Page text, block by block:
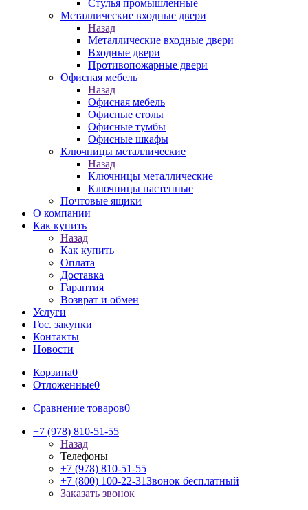
Стулья промышленные
Металлические входные двери
Назад
Металлические входные двери
Входные двери
Противопожарные двери
Офисная мебель
Назад
Офисная мебель
Офисные столы
Офисные тумбы
Офисные шкафы
Ключницы металлические
Назад
Ключницы металлические
Ключницы настенные
Почтовые ящики
О компании
Как купить
Назад
Как купить
Оплата
Доставка
Гарантия
Возврат и обмен
Услуги
Гос. закупки
Контакты
Новости
Корзина0
Отложенные0
Сравнение товаров0
+7 (978) 810-51-55
Назад
Телефоны
+7 (978) 810-51-55
+7 (800) 100-22-31Звонок бесплатный
Заказать звонок